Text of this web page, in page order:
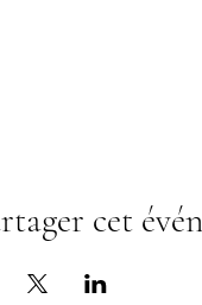
cet